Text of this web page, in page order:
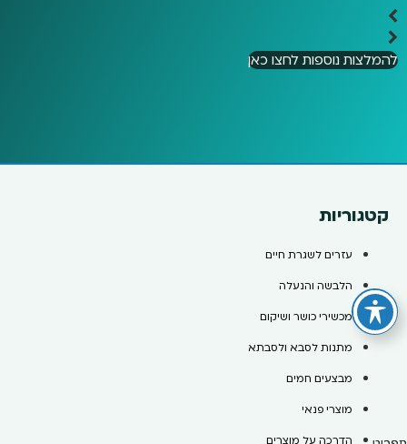
להמלצות נוספות לחצו כאן
קטגוריות
עזרים לשגרת חיים
הלבשה והנעלה
מכשירי כושר ושיקום
מתנות לסבא ולסבתא
מבצעים חמים
מוצרי פנאי
הדרכה על מוצרים